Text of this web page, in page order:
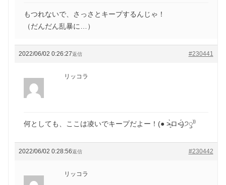
もつれないで、さっさとキープするんじゃ！
（だんだん乱暴に…）
2022/06/02 0:26:27 #230441
返信
リッコラ
何としても、ここは凌いでキープだよー！(● ˃̶͈̀ロ˂̶͈́)੭ꠥ⁾⁾
2022/06/02 0:28:56 #230442
返信
リッコラ